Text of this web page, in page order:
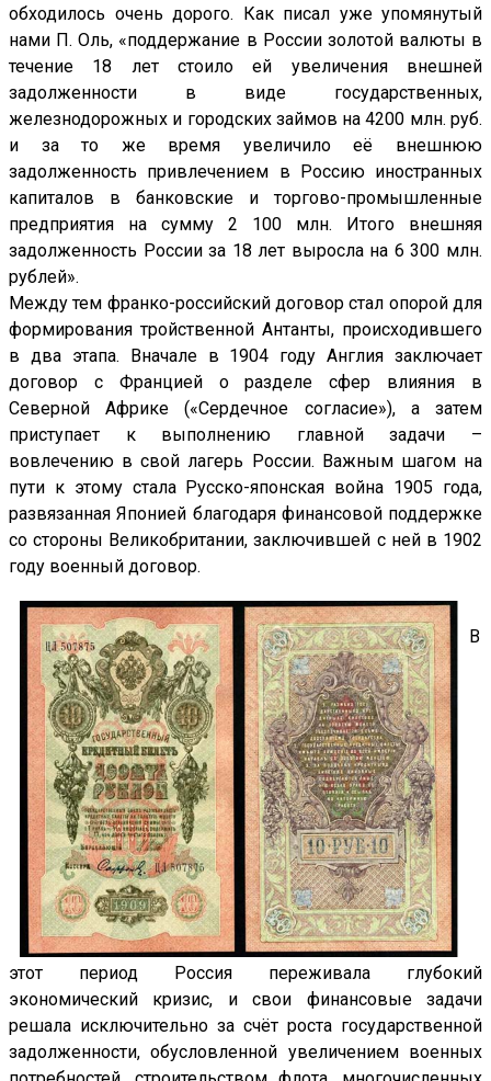
обходилось очень дорого. Как писал уже упомянутый
нами П. Оль, «поддержание в России золотой валюты в
течение 18 лет стоило ей увеличения внешней
задолженности в виде государственных,
железнодорожных и городских займов на 4200 млн. руб.
и за то же время увеличило её внешнюю
задолженность привлечением в Россию иностранных
капиталов в банковские и торгово-промышленные
предприятия на сумму 2 100 млн. Итого внешняя
задолженность России за 18 лет выросла на 6 300 млн.
рублей».
Между тем франко-российский договор стал опорой для
формирования тройственной Антанты, происходившего
в два этапа. Вначале в 1904 году Англия заключает
договор с Францией о разделе сфер влияния в
Северной Африке («Сердечное согласие»), а затем
приступает к выполнению главной задачи –
вовлечению в свой лагерь России. Важным шагом на
пути к этому стала Русско-японская война 1905 года,
развязанная Японией благодаря финансовой поддержке
со стороны Великобритании, заключившей с ней в 1902
году военный договор.
В
этот период Россия переживала глубокий
экономический кризис, и свои финансовые задачи
решала исключительно за счёт роста государственной
задолженности, обусловленной увеличением военных